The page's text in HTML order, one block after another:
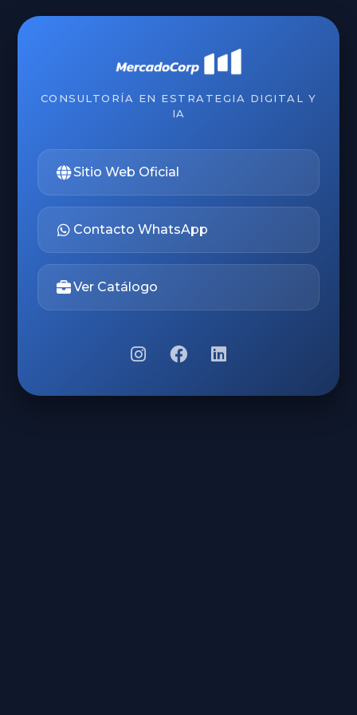
CONSULTORÍA EN ESTRATEGIA DIGITAL Y
IA
Sitio Web Oficial
Contacto WhatsApp
Ver Catálogo